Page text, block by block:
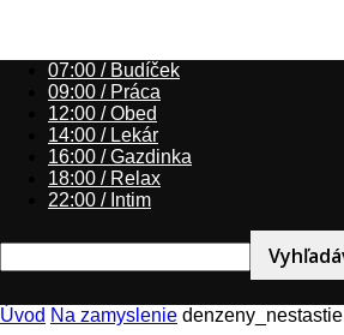
07:00 / Budíček
09:00 / Práca
12:00 / Obed
14:00 / Lekár
16:00 / Gazdinka
18:00 / Relax
22:00 / Intim
Úvod Na zamyslenie denzeny_nestastie